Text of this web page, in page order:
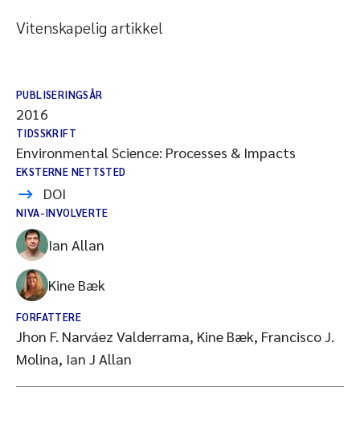
Vitenskapelig artikkel
PUBLISERINGSÅR
2016
TIDSSKRIFT
Environmental Science: Processes & Impacts
EKSTERNE NETTSTED
DOI
NIVA-INVOLVERTE
Ian Allan
Kine Bæk
FORFATTERE
Jhon F. Narváez Valderrama, Kine Bæk, Francisco J.
Molina, Ian J Allan